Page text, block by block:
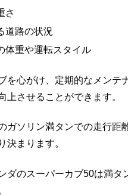
さ
道路の状況
体重や運転スタイル
を心がけ、定期的なメンテ
上させることができます。
ガソリン満タンでの走行距
決まります。
ダのスーパーカブ50は満タ